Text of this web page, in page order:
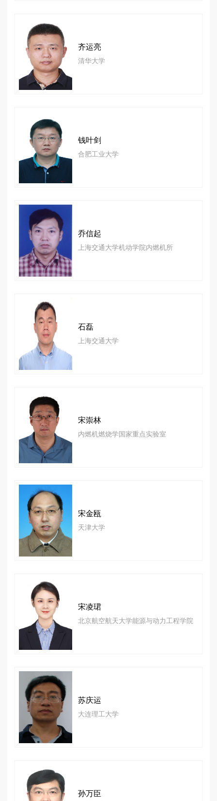
齐运亮
清华大学
钱叶剑
合肥工业大学
乔信起
上海交通大学机动学院内燃机所
石磊
上海交通大学
宋崇林
内燃机燃烧学国家重点实验室
宋金瓯
天津大学
宋凌珺
北京航空航天大学能源与动力工程学院
苏庆运
大连理工大学
孙万臣